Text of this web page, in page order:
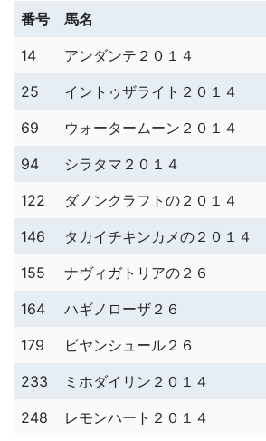
番号
馬名
14
アンダンテ２０１４
25
イントゥザライト２０１４
69
ウォータームーン２０１４
94
シラタマ２０１４
122
ダノンクラフトの２０１４
146
タカイチキンカメの２０１４
155
ナヴィガトリアの２６
164
ハギノローザ２６
179
ビヤンシュール２６
233
ミホダイリン２０１４
248
レモンハート２０１４